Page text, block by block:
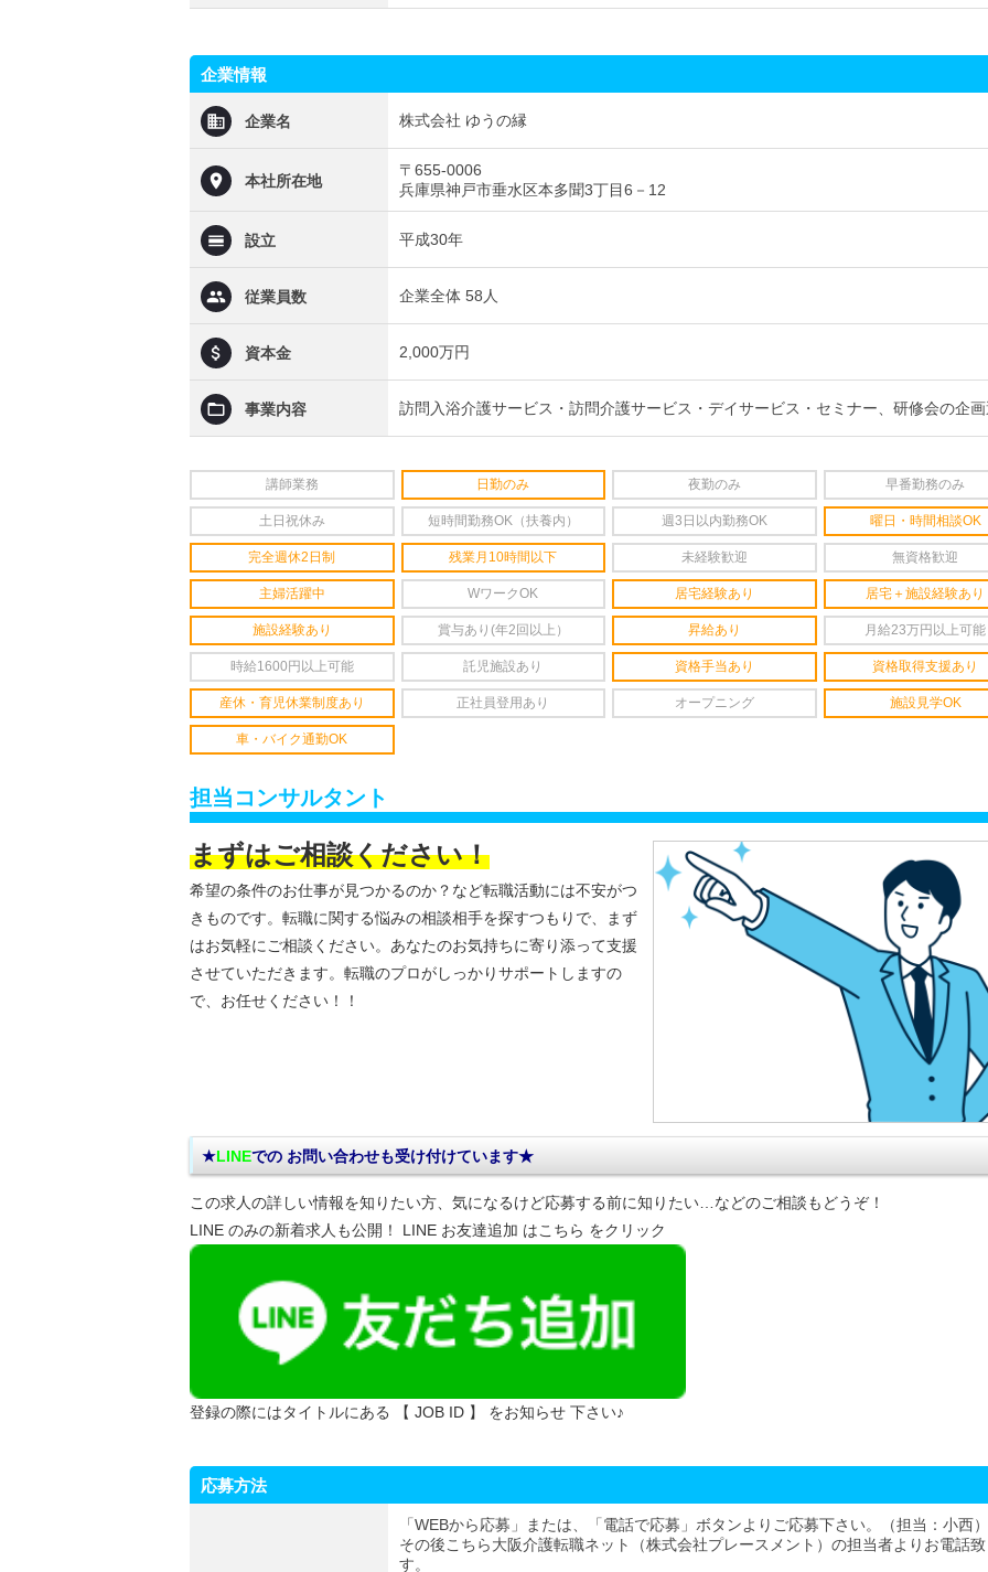
企業情報
企業名 株式会社 ゆうの縁
本社所在地
〒655-0006
兵庫県神戸市垂水区本多聞3丁目6－12
設立 平成30年
従業員数 企業全体 58人
資本金 2,000万円
事業内容 訪問入浴介護サービス・訪問介護サービス・デイサービス・セミナー、研修会の企
講師業務 日勤のみ 夜勤のみ 早番勤務のみ
土日祝休み 短時間勤務OK（扶養内） 週3日以内勤務OK 曜日・時間相談OK
完全週休2日制 残業月10時間以下 未経験歓迎 無資格歓迎
主婦活躍中 WワークOK 居宅経験あり 居宅＋施設経験あり
施設経験あり 賞与あり(年2回以上） 昇給あり 月給23万円以上可能
時給1600円以上可能 託児施設あり 資格手当あり 資格取得支援あり
産休・育児休業制度あり 正社員登用あり オープニング 施設見学OK
車・バイク通勤OK
担当コンサルタント
まずはご相談ください！
希望の条件のお仕事が見つかるのか？など転職活動には不安がつ
きものです。転職に関する悩みの相談相手を探すつもりで、まず
はお気軽にご相談ください。あなたのお気持ちに寄り添って支援
させていただきます。転職のプロがしっかりサポートしますの
で、お任せください！！
★LINEでの お問い合わせも受け付けています★
この求人の詳しい情報を知りたい方、気になるけど応募する前に知りたい…などのご相談もどうぞ！
LINE のみの新着求人も公開！ LINE お友達追加 はこちら をクリック
登録の際にはタイトルにある 【 JOB ID 】 をお知らせ 下さい♪
応募方法
「WEBから応募」または、「電話で応募」ボタンよりご応募下さい。（担当：小西）
その後こちら大阪介護転職ネット（株式会社プレースメント）の担当者よりお電話
す。